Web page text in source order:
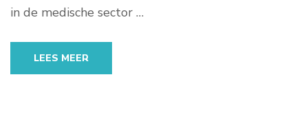
in de medische sector …
LEES MEER